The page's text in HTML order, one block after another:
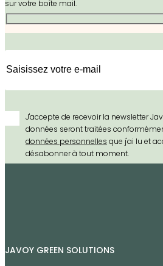
sur votre boîte mail.
J'accepte de recevoir la newsletter
données seront traitées
données personnelles que j'ai lu et
désabonner à tout moment.
JAVOY GREEN SOLUTIONS